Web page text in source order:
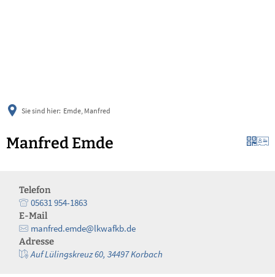
Sie sind hier: Emde, Manfred
Manfred Emde
Telefon
05631 954-1863
E-Mail
manfred.emde@lkwafkb.de
Adresse
Auf Lülingskreuz 60, 34497 Korbach